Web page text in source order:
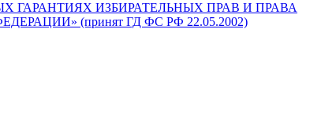
ГАРАНТИЯХ ИЗБИРАТЕЛЬНЫХ ПРАВ И ПРАВА
(принят ГД ФС РФ 22.05.2002)